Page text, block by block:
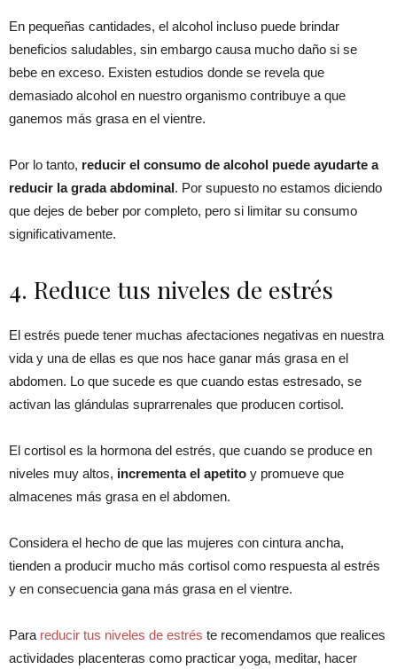
En pequeñas cantidades, el alcohol incluso puede brindar
beneficios saludables, sin embargo causa mucho daño si se
bebe en exceso. Existen estudios donde se revela que
demasiado alcohol en nuestro organismo contribuye a que
ganemos más grasa en el vientre.
Por lo tanto, reducir el consumo de alcohol puede ayudarte a
reducir la grada abdominal. Por supuesto no estamos diciendo
que dejes de beber por completo, pero si limitar su consumo
significativamente.
4. Reduce tus niveles de estrés
El estrés puede tener muchas afectaciones negativas en nuestra
vida y una de ellas es que nos hace ganar más grasa en el
abdomen. Lo que sucede es que cuando estas estresado, se
activan las glándulas suprarrenales que producen cortisol.
El cortisol es la hormona del estrés, que cuando se produce en
niveles muy altos, incrementa el apetito y promueve que
almacenes más grasa en el abdomen.
Considera el hecho de que las mujeres con cintura ancha,
tienden a producir mucho más cortisol como respuesta al estrés
y en consecuencia gana más grasa en el vientre.
Para reducir tus niveles de estrés te recomendamos que realices
actividades placenteras como practicar yoga, meditar, hacer